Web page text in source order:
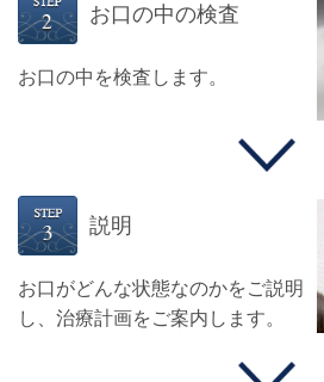
お口の中の検査
お口の中を検査します。
説明
お口がどんな状態なのかをご説明
し、治療計画をご案内します。